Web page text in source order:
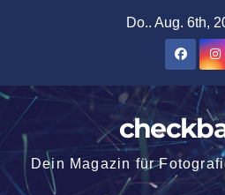
Do.. Aug. 6th,
Dein Magazin für